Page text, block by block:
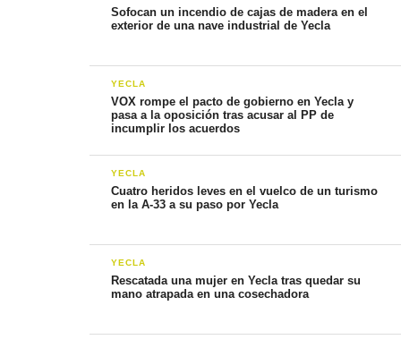
Sofocan un incendio de cajas de madera en el
exterior de una nave industrial de Yecla
YECLA
VOX rompe el pacto de gobierno en Yecla y
pasa a la oposición tras acusar al PP de
incumplir los acuerdos
YECLA
Cuatro heridos leves en el vuelco de un turismo
en la A-33 a su paso por Yecla
YECLA
Rescatada una mujer en Yecla tras quedar su
mano atrapada en una cosechadora